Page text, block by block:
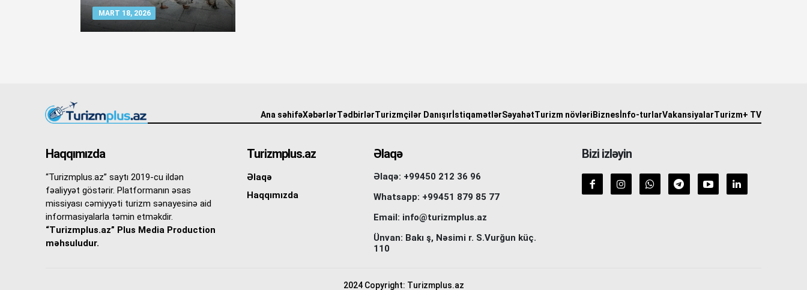
MART 18, 2026
Ana səhifəXəbərlərTədbirlərTurizmçilər Danışır İstiqamətlərSəyahətTurizm növləri Biznes İnfo-turlarVakansiyalarTurizm+ TV
Haqqımızda
“Turizmplus.az” saytı 2019-cu ildən
fəaliyyət göstərir. Platformanın əsas
missiyası cəmiyyəti turizm sənayesinə aid
informasiyalarla təmin etməkdir.
“Turizmplus.az” Plus Media Production
məhsuludur.
Turizmplus.az
Əlaqə
Haqqımızda
Əlaqə
Əlaqə: +99450 212 36 96
Whatsapp: +99451 879 85 77
Email: info@turizmplus.az
Ünvan: Bakı ş, Nəsimi r. S.Vurğun küç.
110
Bizi izləyin
2024 Copyright: Turizmplus.az